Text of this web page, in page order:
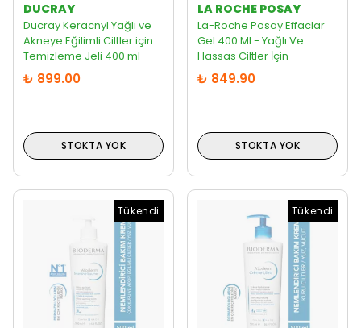
DUCRAY
Ducray Keracnyl Yağlı ve
Akneye Eğilimli Ciltler için
Temizleme Jeli 400 ml
₺ 899.00
STOKTA YOK
LA ROCHE POSAY
La-Roche Posay Effaclar
Gel 400 Ml - Yağlı Ve
Hassas Ciltler İçin
₺ 849.90
STOKTA YOK
Tükendi Tükendi